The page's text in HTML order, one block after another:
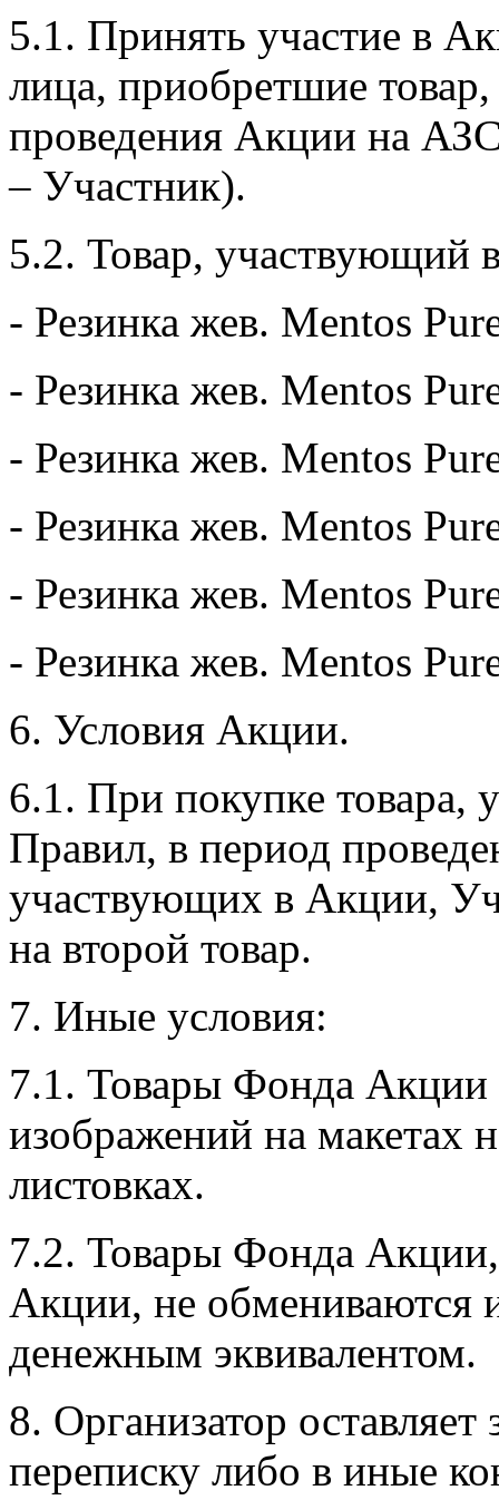
5.1. Принять участие в
лица, приобретшие
проведения Акции на
– Участник).
5.2. Товар, участвующий
- Резинка жев. Mentos
- Резинка жев. Mentos
- Резинка жев. Mentos
- Резинка жев. Mentos
- Резинка жев. Mentos
- Резинка жев. Mentos
6. Условия Акции.
6.1. При покупке товара,
Правил, в период
участвующих в Акции,
на второй товар.
7. Иные условия:
7.1. Товары Фонда Акции
изображений на макетах
листовках.
7.2. Товары Фонда
Акции, не обмениваются
денежным эквивалентом.
8. Организатор оставляет
переписку либо в иные